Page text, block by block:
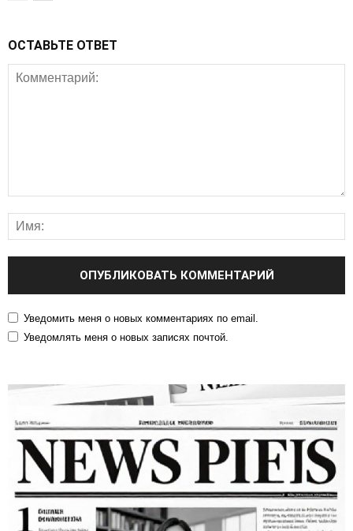
ОСТАВЬТЕ ОТВЕТ
Уведомить меня о новых комментариях по email.
Уведомлять меня о новых записях почтой.